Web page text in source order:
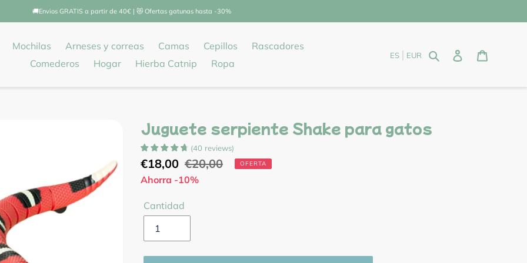
🚚Envios GRATIS a partir de 40€ | 😻 Ofertas gatunas hasta -30%
Mochilas Arneses y correas Camas Cepillos
Rascadores
Comederos
Hogar Hierba Catnip Ropa
ES EUR Buscar Ingresar
Juguete serpiente Shake para gatos
(40 reviews)
Precio
de
venta
€18,00 Precio
habitual
€20,00 OFERTA
Ahorra -10%
Cantidad